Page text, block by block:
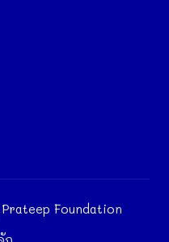
Foundation